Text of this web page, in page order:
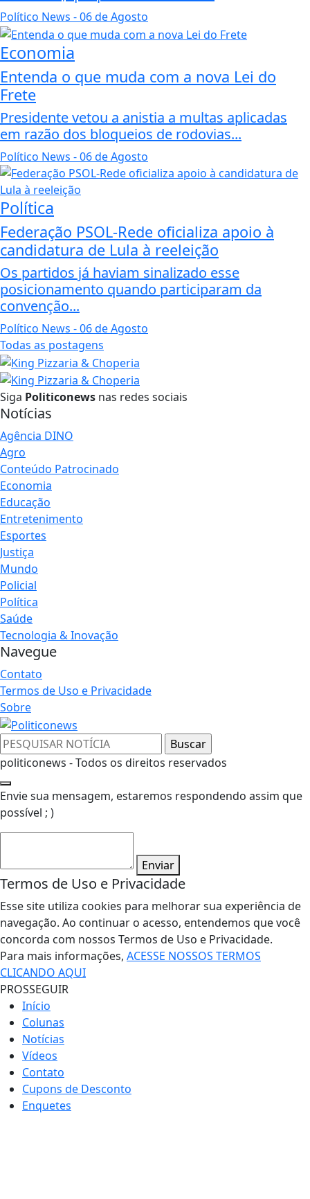
Político News - 06 de Agosto
Economia
Entenda o que muda com a nova Lei do
Frete
Presidente vetou a anistia a multas aplicadas
em razão dos bloqueios de rodovias...
Político News - 06 de Agosto
Política
Federação PSOL-Rede oficializa apoio à
candidatura de Lula à reeleição
Os partidos já haviam sinalizado esse
posicionamento quando participaram da
convenção...
Político News - 06 de Agosto
Todas as postagens
Siga Politiconews nas redes sociais
Notícias
Agência DINO
Agro
Conteúdo Patrocinado
Economia
Educação
Entretenimento
Esportes
Justiça
Mundo
Policial
Política
Saúde
Tecnologia & Inovação
Navegue
Contato
Termos de Uso e Privacidade
Sobre
politiconews - Todos os direitos reservados
Envie sua mensagem, estaremos respondendo assim que
possível ; )
Enviar
Termos de Uso e Privacidade
Esse site utiliza cookies para melhorar sua experiência de
navegação. Ao continuar o acesso, entendemos que você
concorda com nossos Termos de Uso e Privacidade.
Para mais informações, ACESSE NOSSOS TERMOS
CLICANDO AQUI
PROSSEGUIR
Início
Colunas
Notícias
Vídeos
Contato
Cupons de Desconto
Enquetes